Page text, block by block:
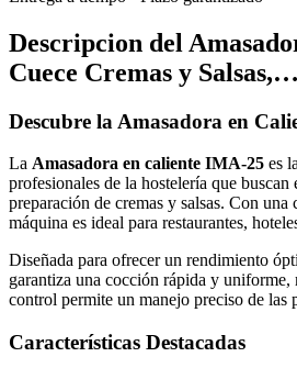
Descripcion del
Cuece Cremas y Salsas,…
Descubre la Amasadora en
La Amasadora en caliente IMA-25 es
profesionales de la hostelería que
preparación de cremas y salsas. Con una
máquina es ideal para restaurantes,
Diseñada para ofrecer un rendimiento
garantiza una cocción rápida y uniforme,
control permite un manejo preciso de las
Características Destacadas